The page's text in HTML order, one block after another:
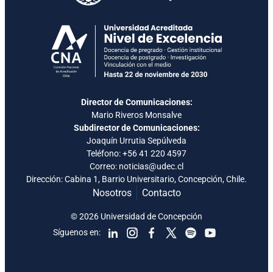
Director de Comunicaciones:
Mario Riveros Monsalve
Subdirector de Comunicaciones:
Joaquín Urrutia Sepúlveda
Teléfono:+56 41 220 4597
Correo: noticias@udec.cl
Dirección: Cabina 1, Barrio Universitario, Concepción, Chile.
Nosotros Contacto
Síguenos en:
© 2026 Universidad de Concepción